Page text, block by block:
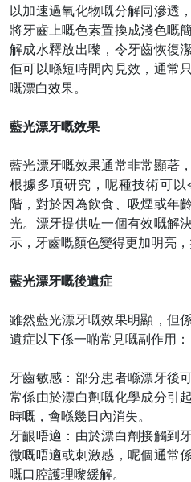
以加速過氧化物嘅分解同滲透
將牙齒上嘅色素置換成淺色嘅
解成水釋放出嚟，令牙齒恢復
佢可以喺短時間內見效，通常
嘅漂白效果。
藍光漂牙嘅效果
藍光漂牙嘅效果通常非常顯著
根據多項研究，呢種技術可以
階，對於因為飲食、吸煙或年
光。漂牙提供咗一個有效嘅解
示，牙齒嘅顏色變得更加明亮，
藍光漂牙嘅後遺症
雖然藍光漂牙嘅效果明顯，但
遺症以下係一啲常見嘅副作用：
牙齒敏感：部分患者喺漂牙後
常係由於漂白劑嘅化學成分引
時嘅，會喺幾日內消失。
牙齦唔適：由於漂白劑接觸到
微嘅唔適或刺激感，呢個通常
嘅口腔護理嚟緩解。